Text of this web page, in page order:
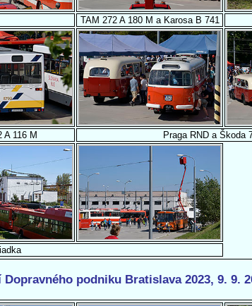
TAM 272 A 180 M a Karosa B 741
A 116 M Praga RND a Škoda
podniku Bratislava 2023, 9. 9.